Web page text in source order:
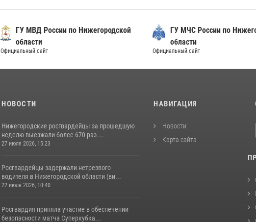
ГУ МВД России по Нижегородской
области
Официальный сайт
ГУ МЧС России по
области
Официальный сайт
НОВОСТИ
Нижегородские росгвардейцы за прошедшую
неделю выезжали более 670 раз ...
27 июля 2026, 15:23
Росгвардейцы задержали нетрезвого
водителя в Нижегородской области (ви...
22 июля 2026, 10:40
Росгвардия приняла участие в обеспечении
безопасности матча Суперкубка...
НАВИГАЦИЯ
Новости
Карта сайта